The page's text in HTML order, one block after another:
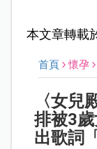
本文章轉載
首頁 懷孕
〈女兒
排被3
出歌詞